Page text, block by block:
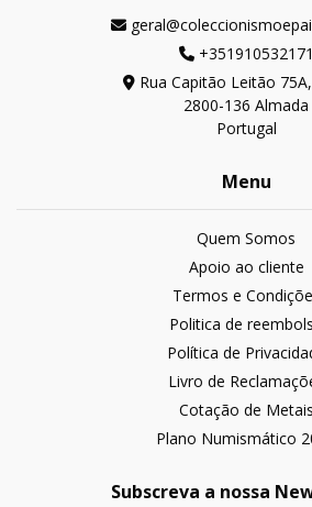
+351910532171
Rua Capitão Leitão
2800-136 Almada
Portugal
Menu
Quem Somos
Apoio ao cliente
Termos e
Politica de
Política de
Livro de
Cotação de Metais
Plano Numismático
Subscreva a nossa